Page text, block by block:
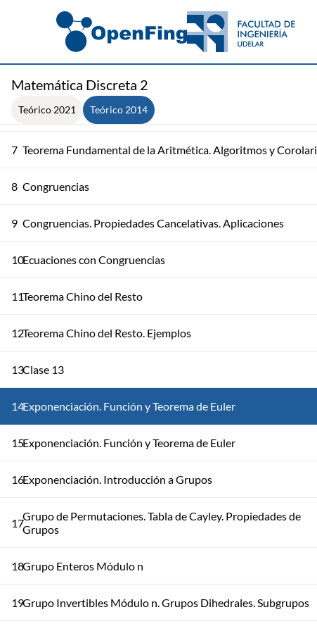
Matemática Discreta 2
Teórico 2021 Teórico 2014
Algoritmo de Euclides Extendido. Ecuaciones Diofánticas
Teorema Fundamental de la Aritmética
7 Teorema Fundamental de la Aritmética. Algoritmos y
8 Congruencias
9 Congruencias. Propiedades Cancelativas. Aplicaciones
10Ecuaciones con Congruencias
11Teorema Chino del Resto
12Teorema Chino del Resto. Ejemplos
13Clase 13
14Exponenciación. Función y Teorema de Euler
15Exponenciación. Función y Teorema de Euler
16Exponenciación. Introducción a Grupos
17Grupo de Permutaciones. Tabla de Cayley. Propiedades de
Grupos
18Grupo Enteros Módulo n
19Grupo Invertibles Módulo n. Grupos Dihedrales. Subgrupos